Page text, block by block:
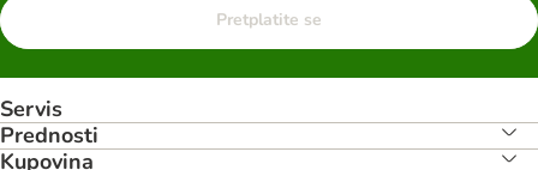
Pretplatite se
Servis
Prednosti
Kupovina